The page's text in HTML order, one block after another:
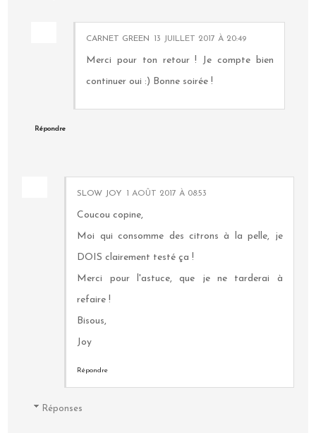
CARNET GREEN 13 JUILLET 2017 À 20:49
Merci pour ton retour ! Je compte bien
continuer oui :) Bonne soirée !
Répondre
SLOW JOY 1 AOÛT 2017 À 08:53
Coucou copine,
Moi qui consomme des citrons à la pelle, je
DOIS clairement testé ça !
Merci pour l'astuce, que je ne tarderai à
refaire !
Bisous,
Joy
Répondre
Réponses